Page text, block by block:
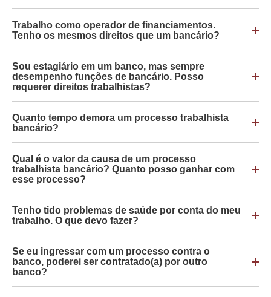
Trabalho como operador de financiamentos.
Tenho os mesmos direitos que um bancário?
Sou estagiário em um banco, mas sempre
desempenho funções de bancário. Posso
requerer direitos trabalhistas?
Quanto tempo demora um processo trabalhista
bancário?
Qual é o valor da causa de um processo
trabalhista bancário? Quanto posso ganhar com
esse processo?
Tenho tido problemas de saúde por conta do meu
trabalho. O que devo fazer?
Se eu ingressar com um processo contra o
banco, poderei ser contratado(a) por outro
banco?